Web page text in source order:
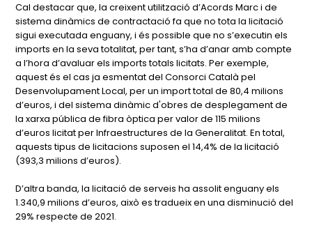
Cal destacar que, la creixent utilització d’Acords Marc i de
sistema dinàmics de contractació fa que no tota la licitació
sigui executada enguany, i és possible que no s’executin els
imports en la seva totalitat, per tant, s’ha d’anar amb compte
a l’hora d’avaluar els imports totals licitats. Per exemple,
aquest és el cas ja esmentat del Consorci Català pel
Desenvolupament Local, per un import total de 80,4 milions
d’euros, i del sistema dinàmic d'obres de desplegament de
la xarxa pública de fibra òptica per valor de 115 milions
d’euros licitat per Infraestructures de la Generalitat. En total,
aquests tipus de licitacions suposen el 14,4% de la licitació
(393,3 milions d’euros).
D’altra banda, la licitació de serveis ha assolit enguany els
1.340,9 milions d’euros, això es tradueix en una disminució del
29% respecte de 2021.